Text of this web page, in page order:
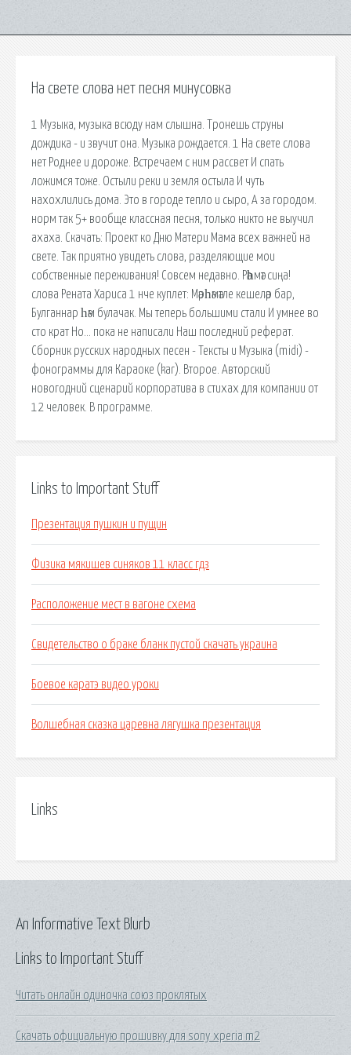
На свете слова нет песня минусовка
1 Музыка, музыка всюду нам слышна. Тронешь струны
дождика - и звучит она. Музыка рождается. 1 На свете слова
нет Роднее и дороже. Встречаем с ним рассвет И спать
ложимся тоже. Остыли реки и земля остыла И чуть
нахохлились дома. Это в городе тепло и сыро, А за городом.
норм так 5+ вообще классная песня, только никто не выучил
ахаха. Скачать: Проект ко Дню Матери Мама всех важней на
свете. Так приятно увидеть слова, разделяющие мои
собственные переживания! Совсем недавно. Рәһмәт сиңа!
слова Рената Хариса 1 нче куплет: Мәрһәмәтле кешеләр бар,
Булганнар һәм булачак. Мы теперь большими стали И умнее во
сто крат Но… пока не написали Наш последний реферат.
Сборник русских народных песен - Тексты и Музыка (midi) -
фонограммы для Караоке (kar). Второе. Авторский
новогодний сценарий корпоратива в стихах для компании от
12 человек. В программе.
Links to Important Stuff
Презентация пушкин и пущин
Физика мякишев синяков 11 класс гдз
Расположение мест в вагоне схема
Свидетельство о браке бланк пустой скачать украина
Боевое каратэ видео уроки
Волшебная сказка царевна лягушка презентация
Links
Links to Important Stuff
Читать онлайн одиночка союз проклятых
Скачать официальную прошивку для sony xperia m2
An Informative Text Blurb